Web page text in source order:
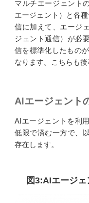
マルチエージェント
エージェント）と各
信に加えて、エージ
ジェント通信）が必
信を標準化したもの
なります。こちらも後
AIエージェント
AIエージェントを利
低限で済む一方で、
存在します。
図3:AIエージ